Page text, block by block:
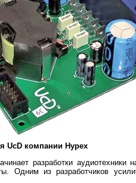
UcD компании Hypex
разработки
Одним из разработчиков